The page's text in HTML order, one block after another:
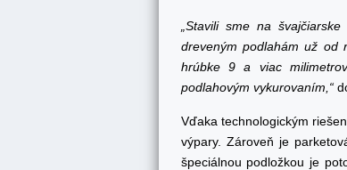
„Stavili sme na
dreveným podlahám už od
hrúbke 9 a viac
podlahovým vykurovaním,“
Vďaka technologickým
výpary. Zároveň je
špeciálnou podložkou je